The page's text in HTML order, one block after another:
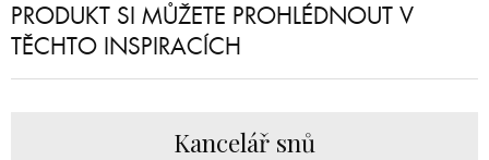
PRODUKT SI MŮŽETE PROHLÉDNOUT V
TĚCHTO INSPIRACÍCH
Kancelář snů